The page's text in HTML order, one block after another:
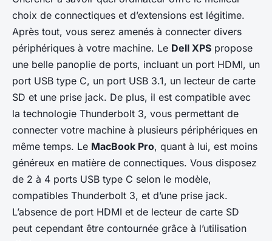
choix de connectiques et d’extensions est légitime.
Après tout, vous serez amenés à connecter divers
périphériques à votre machine. Le Dell XPS propose
une belle panoplie de ports, incluant un port HDMI, un
port USB type C, un port USB 3.1, un lecteur de carte
SD et une prise jack. De plus, il est compatible avec
la technologie Thunderbolt 3, vous permettant de
connecter votre machine à plusieurs périphériques en
même temps. Le MacBook Pro, quant à lui, est moins
généreux en matière de connectiques. Vous disposez
de 2 à 4 ports USB type C selon le modèle,
compatibles Thunderbolt 3, et d’une prise jack.
L’absence de port HDMI et de lecteur de carte SD
peut cependant être contournée grâce à l’utilisation